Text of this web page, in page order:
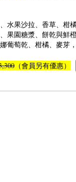
水果沙拉、香草、柑
果園糖漿、餅乾與鮮
葡萄乾、柑橘、麥芽
（會員另有優惠）